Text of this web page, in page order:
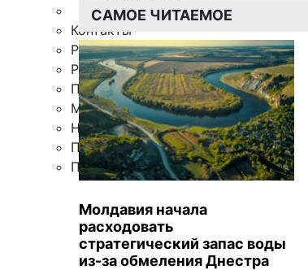
Контакты
Редакция
Рекламная служба
Поиск по сайту
Мобильное приложение
Награды
Правила цитирования
Подписка
САМОЕ ЧИТАЕМОЕ
Молдавия начала
расходовать
стратегический запас воды
из-за обмеления Днестра